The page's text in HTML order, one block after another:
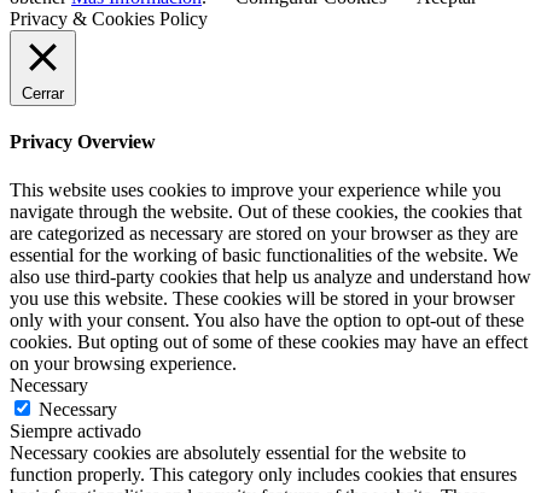
Privacy & Cookies Policy
Cerrar
Privacy Overview
This website uses cookies to improve your experience while you
navigate through the website. Out of these cookies, the cookies that
are categorized as necessary are stored on your browser as they are
essential for the working of basic functionalities of the website. We
also use third-party cookies that help us analyze and understand how
you use this website. These cookies will be stored in your browser
only with your consent. You also have the option to opt-out of these
cookies. But opting out of some of these cookies may have an effect
on your browsing experience.
Necessary
Necessary
Siempre activado
Necessary cookies are absolutely essential for the website to
function properly. This category only includes cookies that ensures